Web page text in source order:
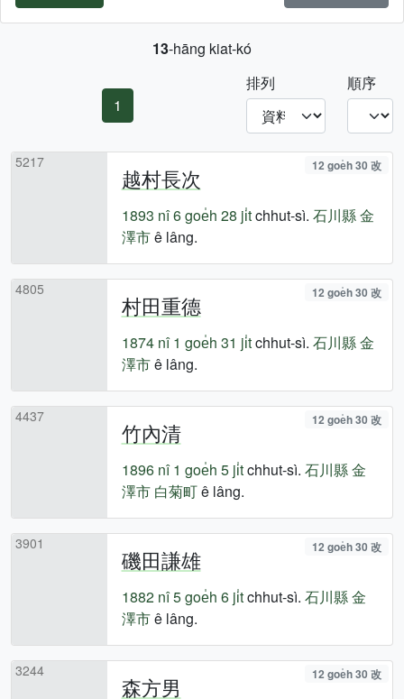
13-hāng kiat-kó
1
排列 順序
5217
越村長次 12 goe̍h 30 改
1893 nî6 goe̍h 28 ji̍tchhut-sì. 石川縣金
澤市ê lâng.
4805
村田重德 12 goe̍h 30 改
1874 nî 1 goe̍h 31 ji̍tchhut-sì. 石川縣金
澤市ê lâng.
4437
竹內清 12 goe̍h 30 改
1896 nî 1 goe̍h 5 ji̍tchhut-sì. 石川縣金
澤市 白菊町ê lâng.
3901
磯田謙雄 12 goe̍h 30 改
1882 nî5 goe̍h 6 ji̍tchhut-sì. 石川縣金
澤市ê lâng.
3244
森方男 12 goe̍h 30 改